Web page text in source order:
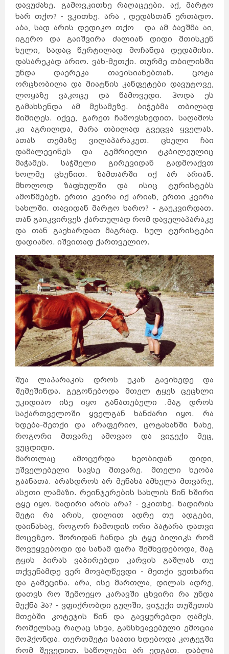
დავუძახე. გამოვკითხე რაღაცეები. აქ, მარტო
ხარ თქო? - ვკითხე. არა , დედასთან ერთადო.
აბა, სად არის დედიკო თქო და ამ ბავშმა აი,
იგერო და გაიშვირა ძალიან დიდი მთისკენ
ხელი, სადაც წერტილად მოჩანდა დედამისი.
დასარეკად არიო. ვახ-მეთქი. თურმე თბილისში
უნდა დაერეკა თავისიანებთან. ცოტა
ორცხობილა და მიატნის კანფეტები დავუტოვე,
ლოყაზე ვაკოცე და წამოვედი. ჰოდა ეს
გამახსენდა ამ მესამეზე. ბიჭებმა თბილად
მიმიღეს. იქვე, გარეთ ჩამოვსხედით. საღამოს
კი აგრილდა, მარა თბილად გვეცვა ყველას.
ათას თემაზე ვილაპარაკეთ. ცხელი ჩაი
დამალევინეს და გემრიელი ტკბილეულიც
მაჭამეს. საჭმელი გირევიდან გადმოაქვთ
ხოლმე ცხენით. ზამთარში იქ არ არიან.
მხოლოდ ზაფხულში და ისიც ტურისტებს
ამოწმებენ. ერთი კვირა იქ არიან, ერთი კვირა
სახლში. თავიდან მარტო ხარო? - გაუკვირდათ.
თან გაიკვირვეს ქართულად რომ დაველაპარაკე
და თან გაეხარდათ მაგრად. სულ ტურისტები
დადიანო. იშვითად ქართველიო.
შუა ლაპარაკის დროს უკან გავიხედე და
შემეშინდა. გეგონებოდა მთელ ტყეს ცეცხლი
უკიდიაო ისე იყო განათებული .მაგ დროს
საქართველოში ყველგან ხანძარი იყო. რა
ხდება-მეთქი და არაფერიო, ცოტახანში ნახე,
როგორი მთვარე ამოვაო და ვიჯექი მეც,
ვუცდიდი.
მართლაც ამოცურდა ხეობიდან დიდი,
უშველებელი სავსე მთვარე. მთელი ხეობა
გაანათა. არასდროს არ მენახა ამხელა მთვარე,
ასეთი ლამაზი. რეინჯერების სახლის წინ ხშირი
ტყე იყო. ნადირი არის არა? - ვკითხე. ნადირის
მეტი რა არის, დილით ადრე თუ ადგები,
დაინახავ, როგორ ჩამოდის ორი პატარა დათვი
მოცვზეო. შორიდან ჩანდა ეს ტყე ბილიკს რომ
მოვუყვებოდი და სანამ ფარა შემხვდებოდა, მაგ
ტყის პირას ვაპირებდი კარვის გაშლას თუ
თქვენამდე ვერ მოვაღწევდი - მეთქი ვუთხარი
და გამეცინა. არა, ისე მართლა, დილას ადრე,
დათვს რო შემოეყო კარავში ცხვირი რა უნდა
მექნა ჰა? - ვფიქრობდი გულში, ვიჯექი თუშეთის
მთებში კოტეჯის წინ და გავყურებდი ღამეს,
რომელსაც რაღაც სხვა, განსხვავებული ემოცია
მოჰქონდა. თერთმეტი საათი ხდებოდა კოტეჯში
რომ შევედით. საწოლები არ ედგათ. დაბლა